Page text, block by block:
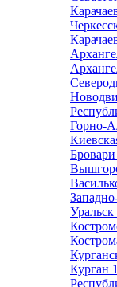
Горно-
Бровари
Уральск
Курган